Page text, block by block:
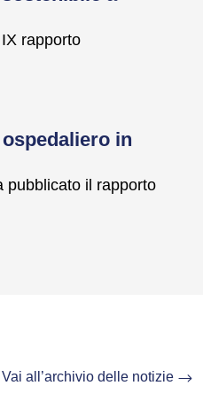
rapporto
in
pubblicato il rapporto
Vai all’archivio delle notizie